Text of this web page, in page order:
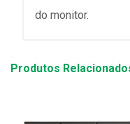
do monitor.
Produtos